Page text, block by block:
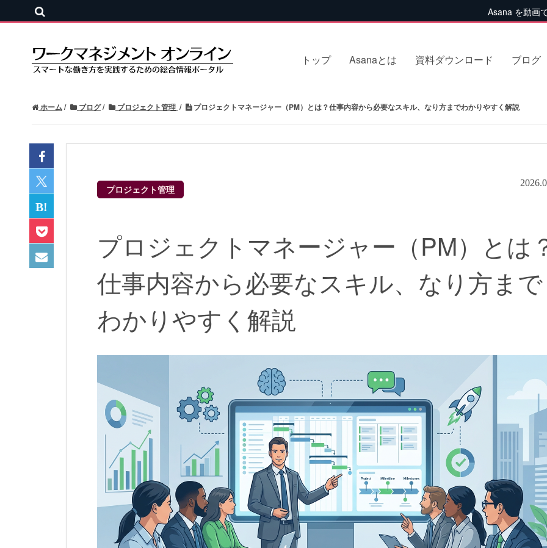
Asana を動画
トップ Asanaとは 資料ダウンロード ブログ
ホーム ブログ プロジェクト管理 プロジェクトマネージャー（PM）とは？仕事内容から必要なスキル、なり方までわかりやすく解説
プロジェクト管理
プロジェクトマネージャー（PM）とは
仕事内容から必要なスキル、なり方まで
わかりやすく解説